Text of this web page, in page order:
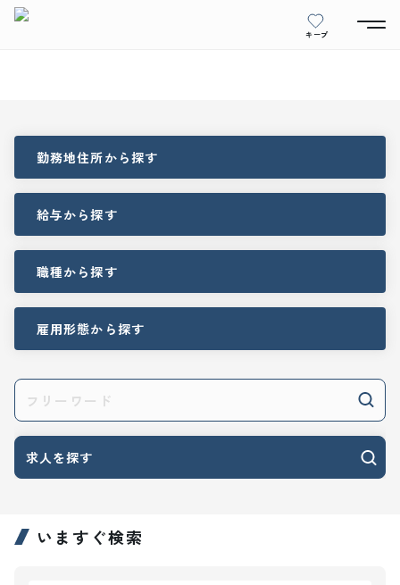
キープ
勤務地住所から探す
給与から探す
職種から探す
雇用形態から探す
求人を探す
いますぐ検索